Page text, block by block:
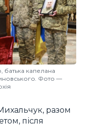
капелана
. Фото —
разом
після